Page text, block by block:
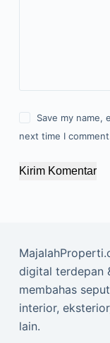
Save my name,
next time I
Kirim Komentar
digital terdepan
membahas
interior,
lain.